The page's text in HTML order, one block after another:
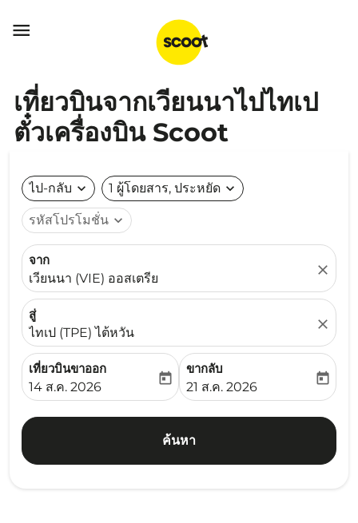

เที่ยวบินจากเวียนนาไปไทเป
ตั๋วเครื่องบิน Scoot
ไป-กลับ expand_more 1 ผู้โดยสาร, ประหยัด expand_more
รหัสโปรโมชั่น expand_more
จาก
เวียนนา (VIE) ออสเตรีย
close
สู่
ไทเป (TPE) ไต้หวัน
close
เที่ยวบินขาออก
fc-booking-departure-date-aria-label
14 ส.ค. 2026
today
ขากลับ
fc-booking-return-date-
21 ส.ค. 2026
today
ค้นหา